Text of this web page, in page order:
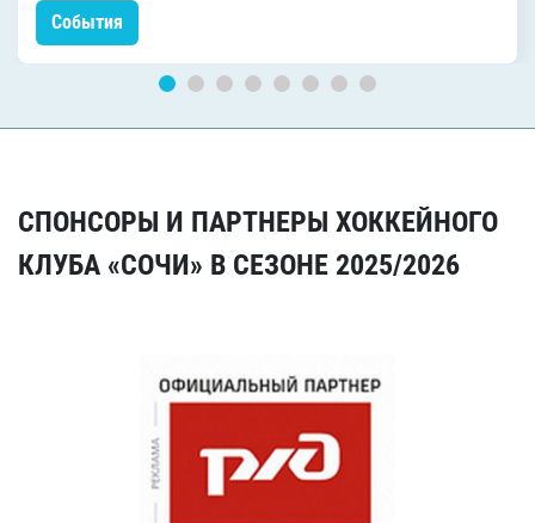
События
СПОНСОРЫ И ПАРТНЕРЫ ХОККЕЙНОГО
КЛУБА «СОЧИ» В СЕЗОНЕ 2025/2026